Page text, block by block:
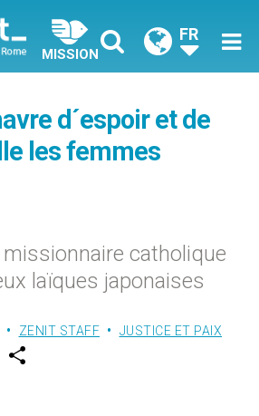
MISSION
FR
d´espoir et de
les femmes
missionnaire catholique
laïques japonaises
ZENIT STAFF JUSTICE ET PAIX
w